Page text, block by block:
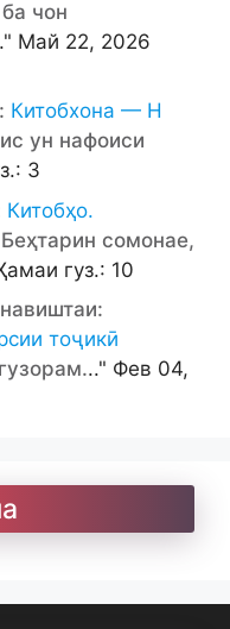
чон
Май 22, 2026
Китобхона — Н
ун нафоиси
3
Китобҳо.
сомонае,
гуз.: 10
тоҷикӣ
.." Фев 04,